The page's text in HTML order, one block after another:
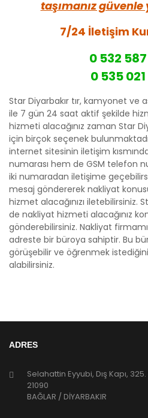
taşımanız
7/24 İletişim
0 532
0 535
Star Diyarbakır tır, kamyonet ve
ile 7 gün 24 saat aktif şekilde
hizmeti alacağınız zaman Star
için birçok seçenek
internet sitesinin iletişim
numarası hem de GSM telefon
iki numaradan iletişime
mesaj göndererek nakliyat
hizmet alacağınızı iletebilirsiniz.
de nakliyat hizmeti alacağınız
gönderebilirsiniz. Nakliyat
adreste bir büroya sahiptir. Bu
görüşebilir ve öğrenmek
alabilirsiniz.
ADRES
Selahattin Eyyubi, Dış Kapı,
21090
BAĞLAR / DİYARBAKIR